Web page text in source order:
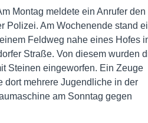
Montag meldete ein Anrufer den
Polizei. Am Wochenende stand
Feldweg nahe eines Hofes
Straße. Von diesem wurden
Steinen eingeworfen. Ein Zeuge
dort mehrere Jugendliche in der
am Sonntag gegen